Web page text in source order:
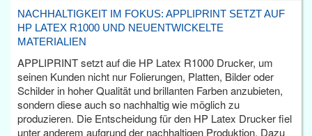
NACHHALTIGKEIT IM FOKUS: APPLIPRINT SETZT AUF
HP LATEX R1000 UND NEUENTWICKELTE
MATERIALIEN
APPLIPRINT setzt auf die HP Latex R1000 Drucker, um
seinen Kunden nicht nur Folierungen, Platten, Bilder oder
Schilder in hoher Qualität und brillanten Farben anzubieten,
sondern diese auch so nachhaltig wie möglich zu
produzieren. Die Entscheidung für den HP Latex Drucker fiel
unter anderem aufgrund der nachhaltigen Produktion. Dazu